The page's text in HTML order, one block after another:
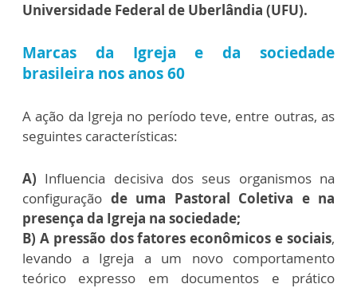
Universidade Federal de Uberlândia (UFU).
Marcas da Igreja e da sociedade
brasileira nos anos 60
A ação da Igreja no período teve, entre outras, as
seguintes características:
A) Influencia decisiva dos seus organismos na
configuração de uma Pastoral Coletiva e na
presença da Igreja na sociedade;
B) A pressão dos fatores econômicos e sociais,
levando a Igreja a um novo comportamento
teórico expresso em documentos e prático